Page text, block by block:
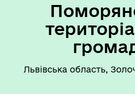
Львівська область,